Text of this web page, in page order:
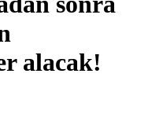
alacak!